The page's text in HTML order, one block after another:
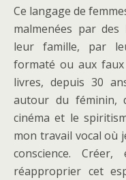
Ce langage de
malmenées par
leur famille, par
formaté ou aux faux
livres, depuis 30
autour du féminin,
cinéma et le
mon travail vocal où
conscience.
réapproprier cet